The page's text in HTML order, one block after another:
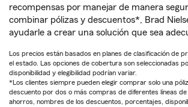
recompensas por manejar de manera
combinar pólizas y descuentos*, Brad
ayudarle a crear una solución que sea
Los precios están basados en planes de clasificación de
el estado. Las opciones de cobertura son seleccionadas
disponibilidad y elegibilidad podrían variar.
*Los clientes siempre pueden elegir comprar solo una
descuento por dos o más compras de diferentes líneas de
ahorros, nombres de los descuentos, porcentajes,